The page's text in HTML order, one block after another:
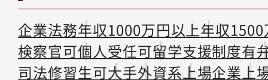
企業法務年収1000万円以上年収
検察官可個人受任可留学支援制度有
司法修習生可大手外資系上場企業上